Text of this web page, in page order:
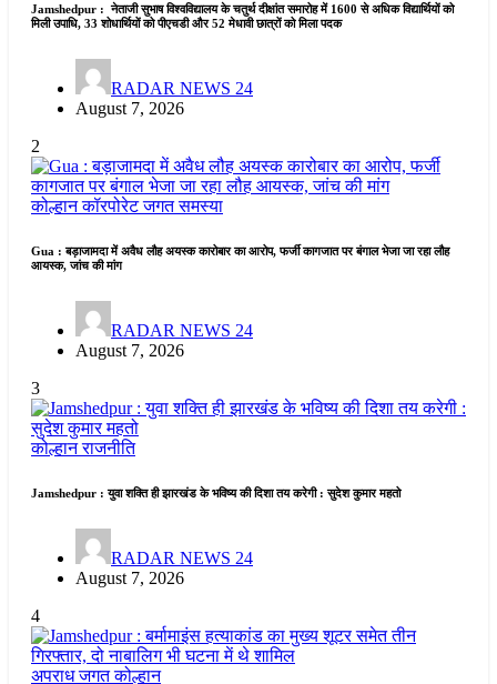
Jamshedpur : नेताजी सुभाष विश्वविद्यालय के चतुर्थ दीक्षांत समारोह में 1600 से अधिक विद्यार्थियों को
मिली उपाधि, 33 शोधार्थियों को पीएचडी और 52 मेधावी छात्रों को मिला पदक
RADAR NEWS 24
August 7, 2026
2
कोल्हानकॉरपोरेट जगतसमस्या
Gua : बड़ाजामदा में अवैध लौह अयस्क कारोबार का आरोप, फर्जी कागजात पर बंगाल भेजा जा रहा लौह
आयस्क, जांच की मांग
RADAR NEWS 24
August 7, 2026
3
कोल्हानराजनीति
Jamshedpur : युवा शक्ति ही झारखंड के भविष्य की दिशा तय करेगी : सुदेश कुमार महतो
RADAR NEWS 24
August 7, 2026
4
अपराध जगतकोल्हान